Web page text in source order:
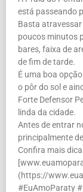
está passeando
Basta atravessar
poucos minutos
bares, faixa de
de fim de tarde.
É uma boa
o pôr do sol e
Forte Defensor
linda da cidade.
Antes de entrar
principalmente
Confira mais
(https://
#EuAmoParaty